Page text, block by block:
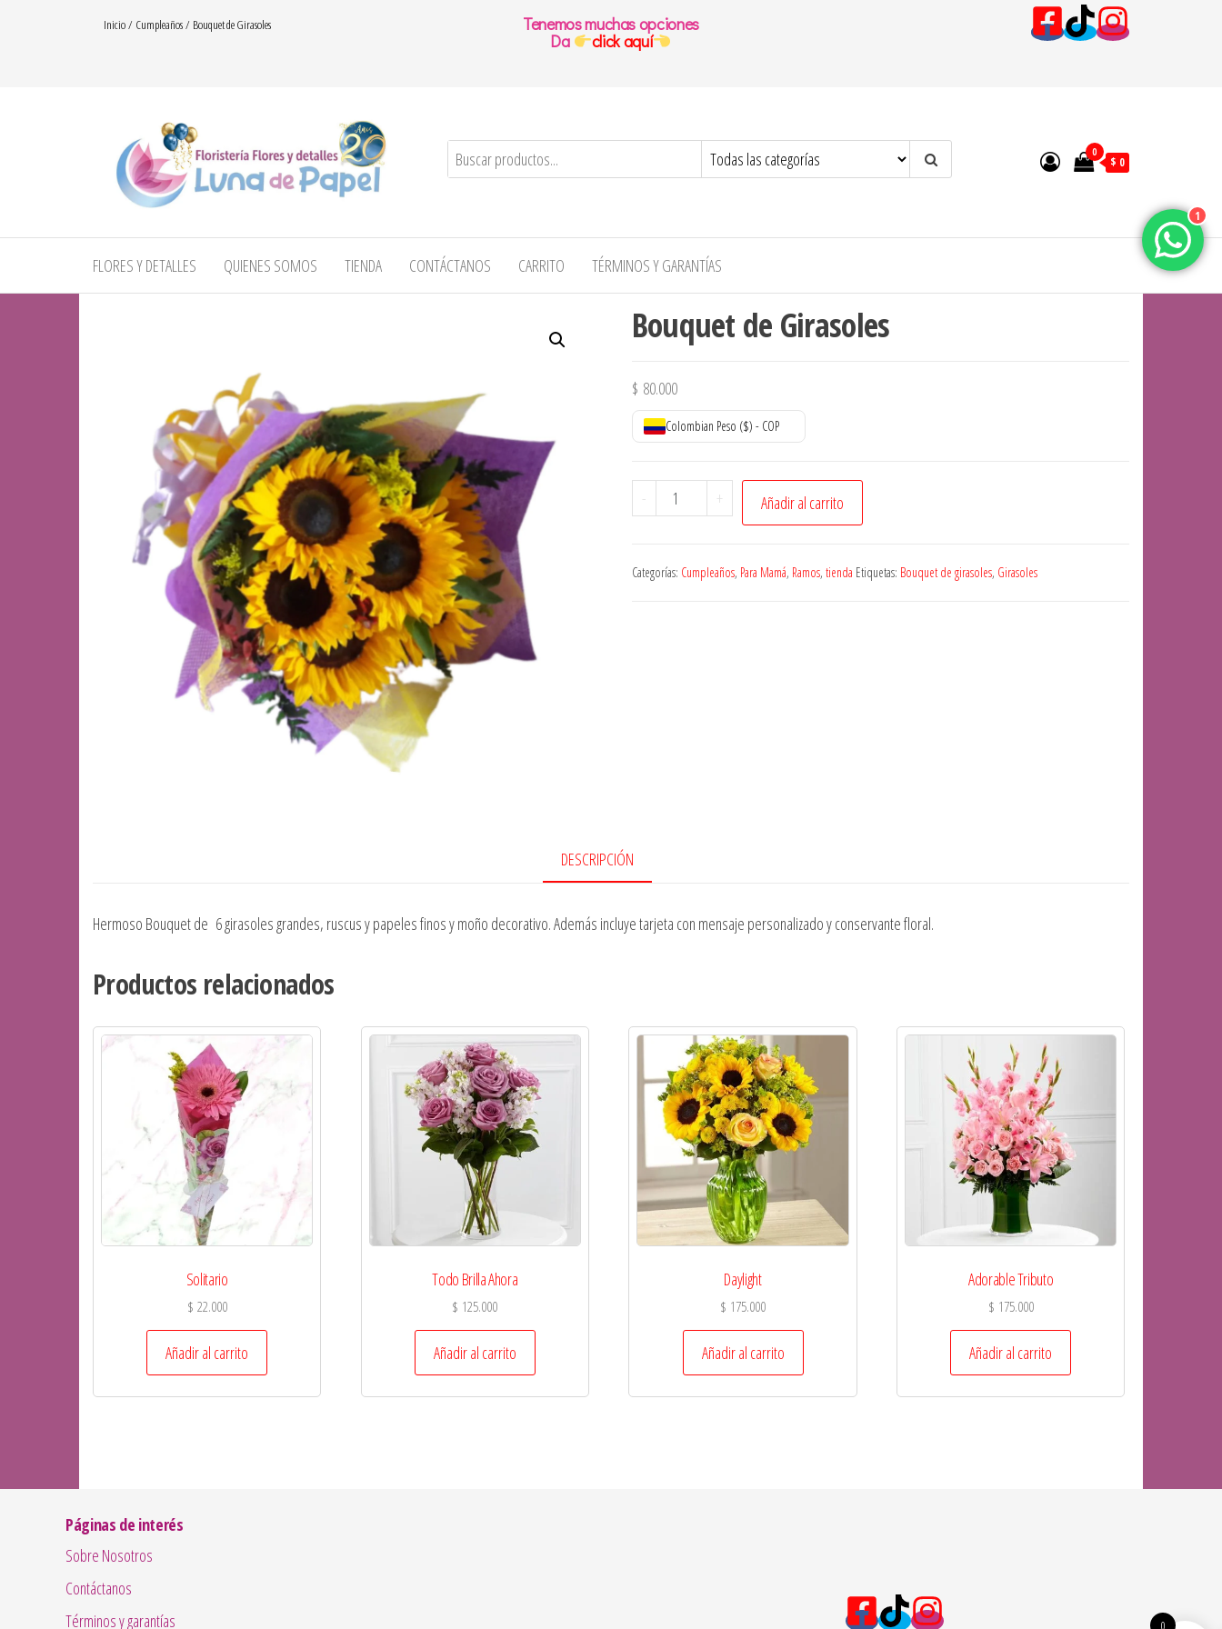
Inicio/ Cumpleaños/ Bouquet de Girasoles
Tenemos muchas opciones
Da
click aquí
detalles
– Luna
0
$ 0
FLORES Y DETALLES QUIENES SOMOS TIENDA CONTÁCTANOS CARRITO TÉRMINOS Y GARANTÍAS
Bouquet de Girasoles
$ 80.000
Colombian Peso ($) - COP
-
Bouquet
de
cantidad
+ Añadir al carrito
Categorías: Cumpleaños, Para Mamá, Ramos, tienda Etiquetas: Bouquet de girasoles, Girasoles
DESCRIPCIÓN
Hermoso Bouquet de 6 girasoles grandes, ruscus y papeles finos y moño decorativo. Además incluye tarjeta con mensaje personalizado y conservante floral.
Productos relacionados
Solitario
$ 22.000
Añadir al carrito
Todo Brilla Ahora
$ 125.000
Añadir al carrito
Daylight
$ 175.000
Añadir al carrito
Adorable Tributo
$ 175.000
Añadir al carrito
Páginas de interés
Sobre Nosotros
Contáctanos
Términos y garantías
0
1